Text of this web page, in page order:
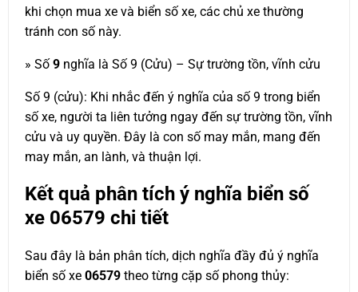
khi chọn mua xe và biển số xe, các chủ xe thường
tránh con số này.
» Số9 nghĩa là Số 9 (Cửu) – Sự trường tồn, vĩnh cửu
Số 9 (cửu): Khi nhắc đến ý nghĩa của số 9 trong biển
số xe, người ta liên tưởng ngay đến sự trường tồn, vĩnh
cửu và uy quyền. Đây là con số may mắn, mang đến
may mắn, an lành, và thuận lợi.
Kết quả phân tích ý nghĩa biển số
xe 06579 chi tiết
Sau đây là bản phân tích, dịch nghĩa đầy đủ ý nghĩa
biển số xe 06579 theo từng cặp số phong thủy: